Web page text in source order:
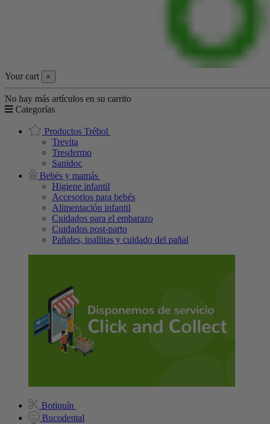
Your cart ×
No hay más artículos en su carrito
Categorías
Productos Trébol
Trevita
Tresdermo
Sanidoc
Bebés y mamás
Higiene infantil
Accesorios para bebés
Alimentación infantil
Cuidados para el embarazo
Cuidados post-parto
Pañales, toallitas y cuidado del pañal
Botiquín
Bucodental